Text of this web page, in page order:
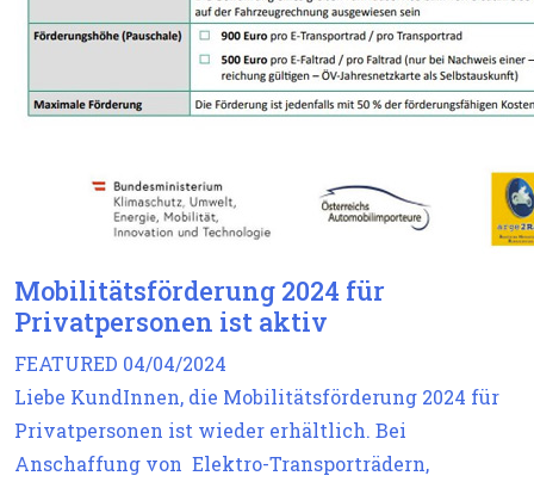
Mobilitätsförderung 2024 für
Privatpersonen ist aktiv
FEATURED 04/04/2024
Liebe KundInnen, die Mobilitätsförderung 2024 für
Privatpersonen ist wieder erhältlich. Bei
Anschaffung von Elektro-Transporträdern,